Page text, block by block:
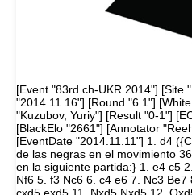
[Event "83rd ch-UKR 2014"] [Site
"2014.11.16"] [Round "6.1"]
"Kuzubov, Yuriy"] [Result "0-1"]
[BlackElo "2661"] [Annotator
[EventDate "2014.11.11"] 1. d4
de las negras en el movimiento
en la siguiente partida:} 1. e4 c5
Nf6 5. f3 Nc6 6. c4 e6 7. Nc3 Be7